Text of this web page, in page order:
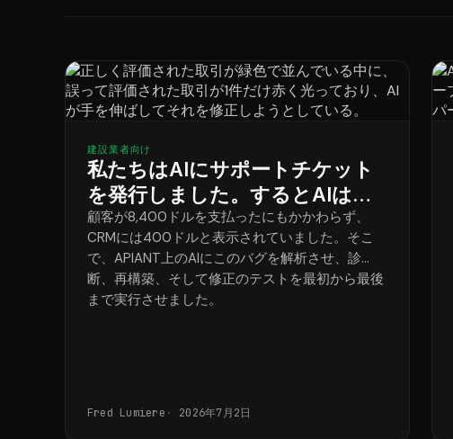
建設業者向け
私たちはAIにサポートチケット
を発行しました。するとAIは統
合を再構築し、問題を解決しま
した。
顧客が8,400ドルを支払ったにもかかわらず、
CRMには400ドルと表示されていました。そこ
で、APIANT上のAIにこのバグを解析させ、診
断、再構築、そして修正のテストを最初から最後
まで実行させました。
Fred Lumiere 2026年7月2日